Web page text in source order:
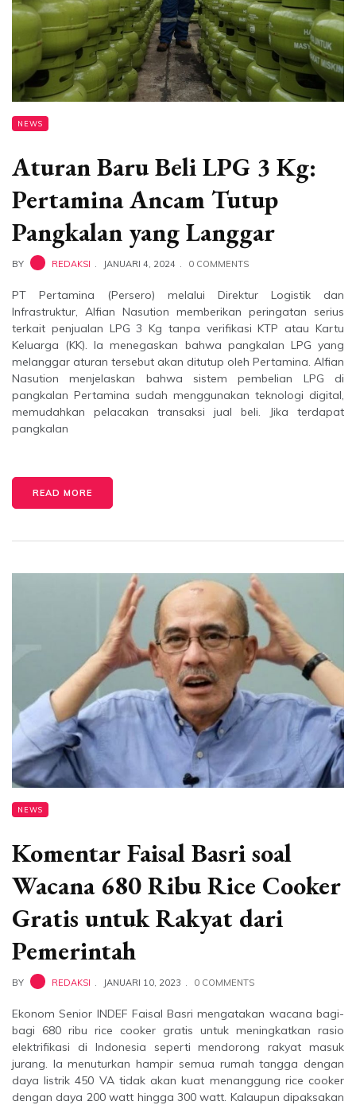
NEWS
Aturan Baru Beli LPG 3 Kg:
Pertamina Ancam Tutup
Pangkalan yang Langgar
BY REDAKSI JANUARI 4, 2024 0 COMMENTS
PT Pertamina (Persero) melalui Direktur Logistik dan
Infrastruktur, Alfian Nasution memberikan peringatan serius
terkait penjualan LPG 3 Kg tanpa verifikasi KTP atau Kartu
Keluarga (KK). Ia menegaskan bahwa pangkalan LPG yang
melanggar aturan tersebut akan ditutup oleh Pertamina. Alfian
Nasution menjelaskan bahwa sistem pembelian LPG di
pangkalan Pertamina sudah menggunakan teknologi digital,
memudahkan pelacakan transaksi jual beli. Jika terdapat
pangkalan
READ MORE
NEWS
Komentar Faisal Basri soal
Wacana 680 Ribu Rice Cooker
Gratis untuk Rakyat dari
Pemerintah
BY REDAKSI JANUARI 10, 2023 0 COMMENTS
Ekonom Senior INDEF Faisal Basri mengatakan wacana bagi-
bagi 680 ribu rice cooker gratis untuk meningkatkan rasio
elektrifikasi di Indonesia seperti mendorong rakyat masuk
jurang. Ia menuturkan hampir semua rumah tangga dengan
daya listrik 450 VA tidak akan kuat menanggung rice cooker
dengan daya 200 watt hingga 300 watt. Kalaupun dipaksakan